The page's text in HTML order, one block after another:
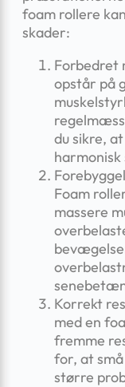
foam rollere
skader:
Forbedret
opstår på
du sikre,
harmonisk
Foam
massere
Korrekt
med en
fremme
for, at
større